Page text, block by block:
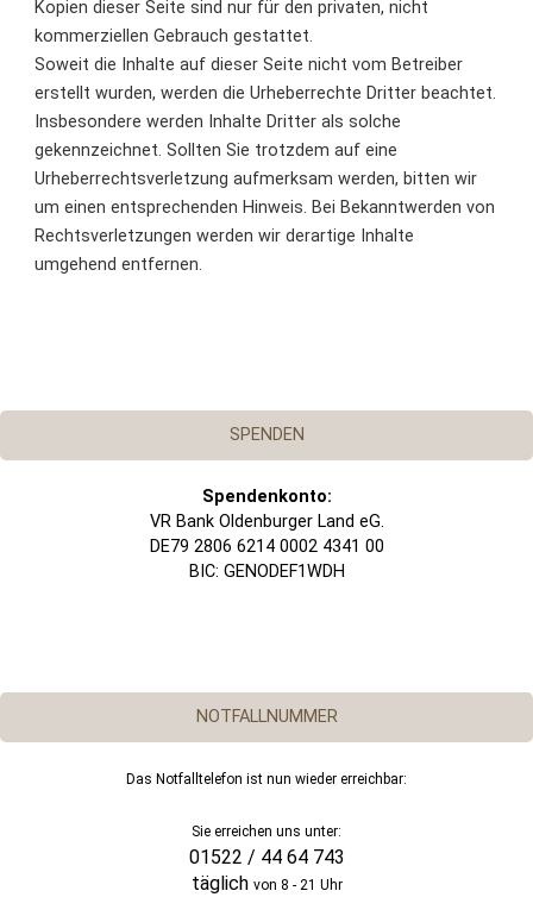
Kopien dieser Seite sind nur für den privaten, nicht
kommerziellen Gebrauch gestattet.
Soweit die Inhalte auf dieser Seite nicht vom Betreiber
erstellt wurden, werden die Urheberrechte Dritter beachtet.
Insbesondere werden Inhalte Dritter als solche
gekennzeichnet. Sollten Sie trotzdem auf eine
Urheberrechtsverletzung aufmerksam werden, bitten wir
um einen entsprechenden Hinweis. Bei Bekanntwerden von
Rechtsverletzungen werden wir derartige Inhalte
umgehend entfernen.
SPENDEN
Spendenkonto:
VR Bank Oldenburger Land eG.
DE79 2806 6214 0002 4341 00
BIC: GENODEF1WDH
NOTFALLNUMMER
Das Notfalltelefon ist nun wieder erreichbar:
Sie erreichen uns unter:
01522 / 44 64 743
täglich von 8 - 21 Uhr